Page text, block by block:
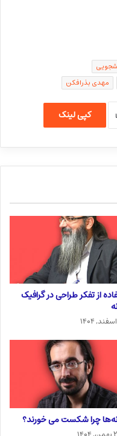
مهدی بذرافکن
کپی لینک
از تفکر طراحی در گرافیک
چرا شکست می خورند؟